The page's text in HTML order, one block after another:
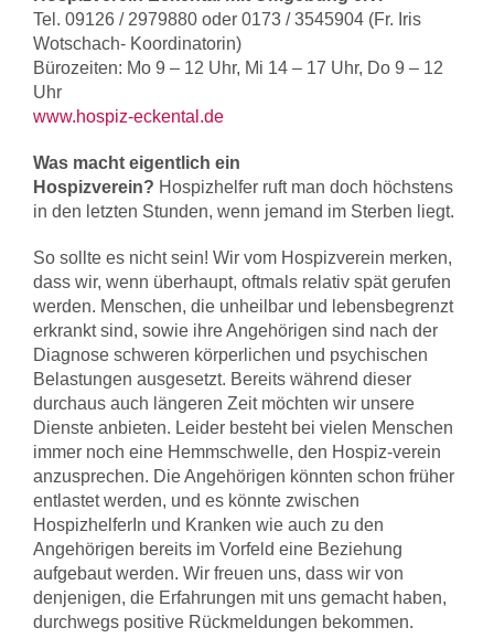
Tel. 09126 / 2979880 oder 0173 / 3545904 (Fr. Iris
Wotschach- Koordinatorin)
Bürozeiten: Mo 9 – 12 Uhr, Mi 14 – 17 Uhr, Do 9 – 12
Uhr
www.hospiz-eckental.de
Was macht eigentlich ein
Hospizverein? Hospizhelfer ruft man doch höchstens
in den letzten Stunden, wenn jemand im Sterben liegt.
So sollte es nicht sein! Wir vom Hospizverein merken,
dass wir, wenn überhaupt, oftmals relativ spät gerufen
werden. Menschen, die unheilbar und lebensbegrenzt
erkrankt sind, sowie ihre Angehörigen sind nach der
Diagnose schweren körperlichen und psychischen
Belastungen ausgesetzt. Bereits während dieser
durchaus auch längeren Zeit möchten wir unsere
Dienste anbieten. Leider besteht bei vielen Menschen
immer noch eine Hemmschwelle, den Hospiz-verein
anzusprechen. Die Angehörigen könnten schon früher
entlastet werden, und es könnte zwischen
HospizhelferIn und Kranken wie auch zu den
Angehörigen bereits im Vorfeld eine Beziehung
aufgebaut werden. Wir freuen uns, dass wir von
denjenigen, die Erfahrungen mit uns gemacht haben,
durchwegs positive Rückmeldungen bekommen.